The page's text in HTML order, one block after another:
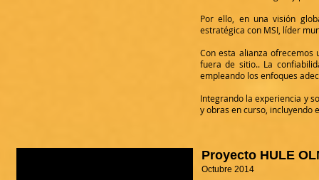
Por ello, en una visión
estratégica con MSI, líder
Con esta alianza ofrecemos
fuera de sitio.. La
empleando los enfoques
Integrando la experiencia y
y obras en curso,
Proyecto HULE
Octubre 2014